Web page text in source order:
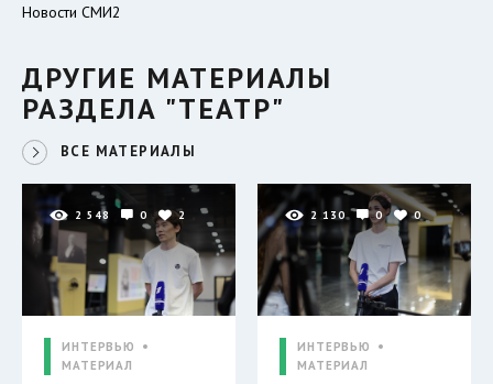
Новости СМИ2
ДРУГИЕ МАТЕРИАЛЫ
РАЗДЕЛА "ТЕАТР"
ВСЕ МАТЕРИАЛЫ
2 548 0 2
ИНТЕРВЬЮ
МАТЕРИАЛ
2 130 0 0
ИНТЕРВЬЮ
МАТЕРИАЛ